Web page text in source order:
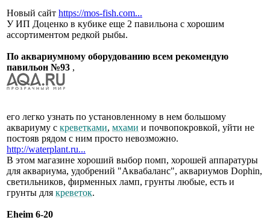
Новый сайт https://mos-fish.com...
У ИП Доценко в кубике еще 2 павильона с хорошим
ассортиментом редкой рыбы.
По аквариумному оборудованию всем рекомендую
павильон №93 ,
его легко узнать по установленному в нем большому
аквариуму с креветками, мхами и почвопокровкой, уйти не
постояв рядом с ним просто невозможно.
http://waterplant.ru...
В этом магазине хороший выбор помп, хорошей аппаратуры
для аквариума, удобрений "Аквабаланс", аквариумов Dophin,
светильников, фирменных ламп, грунты любые, есть и
грунты для креветок.
Eheim 6-20